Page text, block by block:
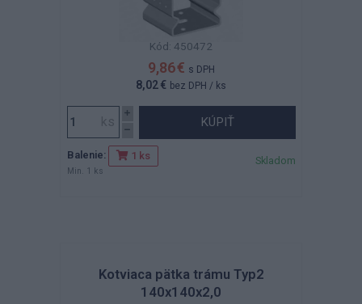
Kód: 450472
9,86 € s DPH
8,02 € bez DPH / ks
KÚPIŤ
Balenie: 1 ks
Min. 1 ks
Skladom
Kotviaca pätka trámu Typ2
140x140x2,0